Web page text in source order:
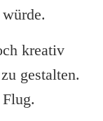
kreativ
gestalten.